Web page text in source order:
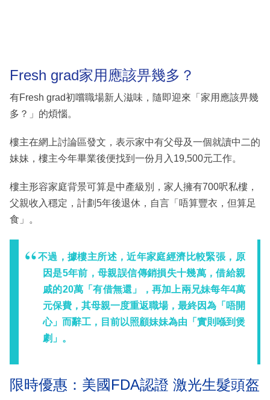
Fresh grad家用應該畀幾多？
有Fresh grad初嚐職場新人滋味，隨即迎來「家用應該畀幾
多？」的煩惱。
樓主在網上討論區發文，表示家中有父母及一個就讀中二的
妹妹，樓主今年畢業後便找到一份月入19,500元工作。
樓主形容家庭背景可算是中產級別，家人擁有700呎私樓，
父親收入穩定，計劃5年後退休，自言「唔算豐衣，但算足
食」。
不過，據樓主所述，近年家庭經濟比較緊張，原
因是5年前，母親誤信傳銷損失十幾萬，借給親
戚的20萬「有借無還」，再加上兩兄妹每年4萬
元保費，其母親一度重返職場，最終因為「唔開
心」而辭工，目前以照顧妹妹為由「實則喺到煲
劇」。
限時優惠：美國FDA認證 激光生髮頭盔